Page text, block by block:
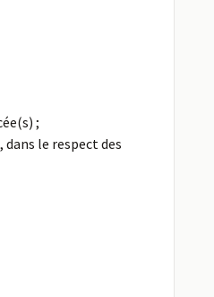
;
le respect des